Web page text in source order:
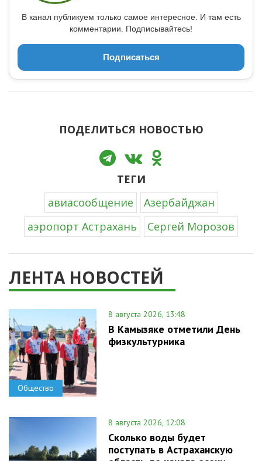
В канал публикуем только самое интересное. И там есть
комментарии. Подписывайтесь!
Подписаться
ПОДЕЛИТЬСЯ НОВОСТЬЮ
ТЕГИ
авиасообщение
Азербайджан
аэропорт Астрахань
Сергей Морозов
ЛЕНТА НОВОСТЕЙ
Общество
8 августа 2026, 13:48
В Камызяке отметили День
физкультурника
8 августа 2026, 12:08
Сколько воды будет
поступать в Астраханскую